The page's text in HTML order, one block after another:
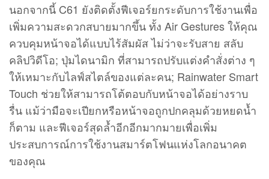
นอกจากนี้ C61 ยังติดตั้งฟีเจอร์ยกระดับการใช้งานเพื่อ
เพิ่มความสะดวกสบายมากขึ้น ทั้ง Air Gestures ให้คุณ
ควบคุมหน้าจอได้แบบไร้สัมผัส ไม่ว่าจะรับสาย สลับ
คลิปวิดีโอ; ปุ่มไดนามิก ที่สามารถปรับแต่งคำสั่งต่าง ๆ
ให้เหมาะกับไลฟ์สไตล์ของแต่ละคน; Rainwater Smart
Touch ช่วยให้สามารถโต้ตอบกับหน้าจอได้อย่างราบ
รื่น แม้ว่ามือจะเปียกหรือหน้าจอถูกปกคลุมด้วยหยดน้ำ
ก็ตาม และฟีเจอร์สุดล้ำอีกอีกมากมายเพื่อเพิ่ม
ประสบการณ์การใช้งานสมาร์ตโฟนแห่งโลกอนาคต
ของคุณ